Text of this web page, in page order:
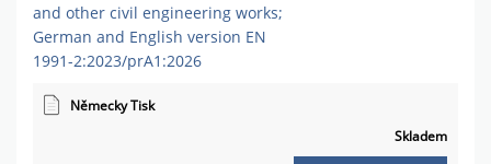
and other civil engineering works;
German and English version EN
1991-2:2023/prA1:2026
Německy Tisk
Skladem